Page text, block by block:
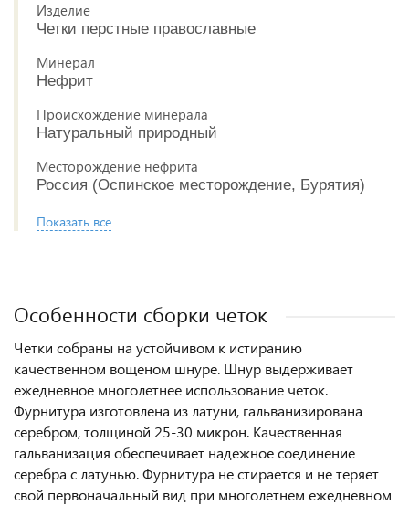
Изделие
Четки перстные православные
Минерал
Нефрит
Происхождение минерала
Натуральный природный
Месторождение нефрита
Россия (Оспинское месторождение, Бурятия)
Показать все
Особенности сборки четок
Четки собраны на устойчивом к истиранию
качественном вощеном шнуре. Шнур выдерживает
ежедневное многолетнее использование четок.
Фурнитура изготовлена из латуни, гальванизирована
серебром, толщиной 25-30 микрон. Качественная
гальванизация обеспечивает надежное соединение
серебра с латунью. Фурнитура не стирается и не теряет
свой первоначальный вид при многолетнем ежедневном